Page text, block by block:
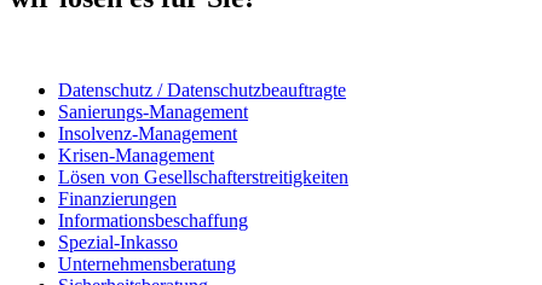
Datenschutz / Datenschutzbeauftragte
Sanierungs-Management
Insolvenz-Management
Krisen-Management
Lösen von Gesellschafterstreitigkeiten
Finanzierungen
Informationsbeschaffung
Spezial-Inkasso
Unternehmensberatung